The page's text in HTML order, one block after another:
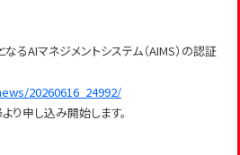
るAIマネジメントシステム（AIMS）の認証
20260616_24992/
り申し込み開始します。